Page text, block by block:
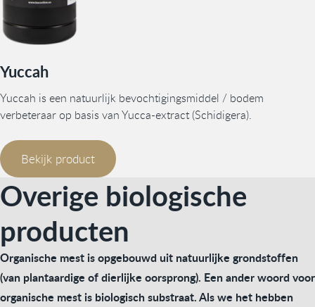
Yuccah
Yuccah is een natuurlijk bevochtigingsmiddel / bodem
verbeteraar op basis van Yucca-extract (Schidigera).
Bekijk product
Overige biologische
producten
Organische mest is opgebouwd uit natuurlijke grondstoffen
(van plantaardige of dierlijke oorsprong). Een ander woord voor
organische mest is biologisch substraat. Als we het hebben